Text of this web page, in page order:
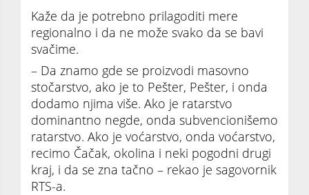
Kaže da je potrebno prilagoditi mere
regionalno i da ne može svako da se bavi
svačime.
– Da znamo gde se proizvodi masovno
stočarstvo, ako je to Pešter, Pešter, i onda
dodamo njima više. Ako je ratarstvo
dominantno negde, onda subvencionišemo
ratarstvo. Ako je voćarstvo, onda voćarstvo,
recimo Čačak, okolina i neki pogodni drugi
kraj, i da se zna tačno – rekao je sagovornik
RTS-a.